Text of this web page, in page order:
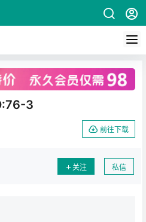
3
前往下载
关注 私信